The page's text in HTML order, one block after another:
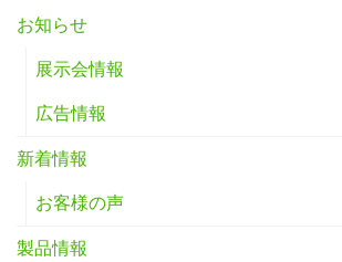
お知らせ
展示会情報
広告情報
新着情報
お客様の声
製品情報